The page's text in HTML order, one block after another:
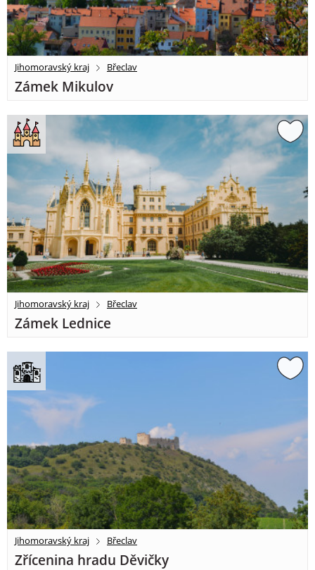
Jihomoravský kraj Břeclav
Zámek Mikulov
Jihomoravský kraj Břeclav
Zámek Lednice
Jihomoravský kraj Břeclav
Zřícenina hradu Děvičky